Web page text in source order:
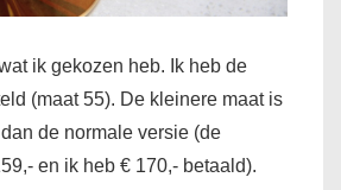
ik gekozen heb. Ik heb de
(maat 55). De kleinere maat is
de normale versie (de
en ik heb € 170,- betaald).